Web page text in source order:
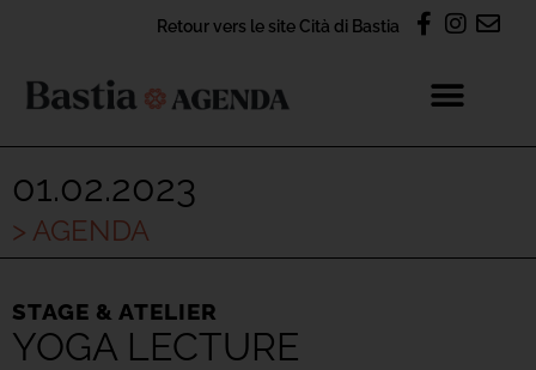
Retour vers le site Cità di Bastia
01.02.2023
> AGENDA
STAGE & ATELIER
YOGA LECTURE